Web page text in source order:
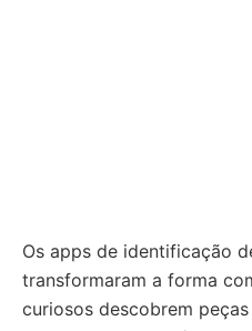
Os apps de identificação
transformaram a forma
curiosos descobrem